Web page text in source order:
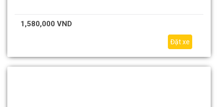
1,580,000 VND
Đặt xe